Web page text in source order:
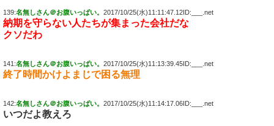
139:名無しさん＠お腹いっぱい。 2017/10/25(水)11:11:47.12ID:___.net
納期を守らない人たちが集まった会社だな
クソだわ
141:名無しさん＠お腹いっぱい。 2017/10/25(水)11:13:39.45ID:___.net
終了時間かけよまじで困る無理
142:名無しさん＠お腹いっぱい。 2017/10/25(水)11:14:17.06ID:___.net
いつだよ教えろ